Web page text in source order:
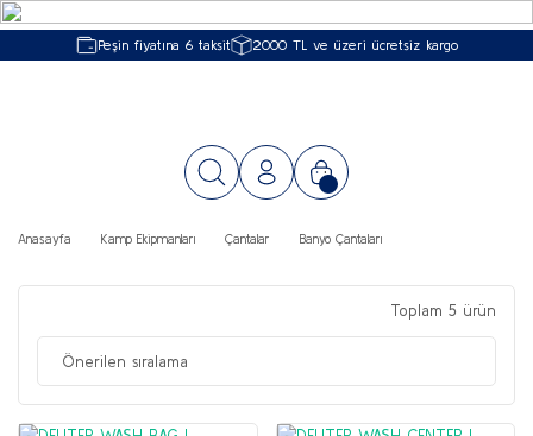
Peşin fiyatına 6 taksit 2000 TL ve üzeri ücretsiz kargo
Anasayfa Kamp Ekipmanları Çantalar Banyo Çantaları
Toplam 5 ürün